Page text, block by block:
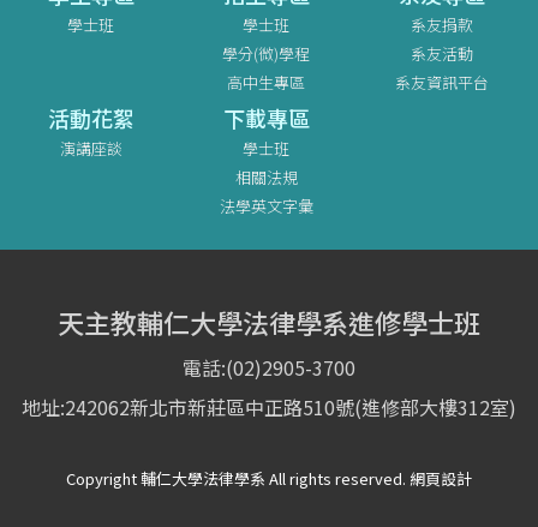
學士班
學士班
學分(微)學程
高中生專區
系友捐款
系友活動
系友資訊平台
活動花絮
演講座談
下載專區
學士班
相關法規
法學英文字彙
天主教輔仁大學法律學系進修學士班
電話:(02)2905-3700
地址:242062新北市新莊區中正路510號(進修部大樓312室)
Copyright 輔仁大學法律學系 All rights reserved. 網頁設計